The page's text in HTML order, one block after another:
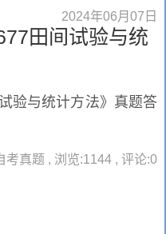
2024年06月07日
田间试验与统
验与统计方法》真题答
考真题 , 浏览:1144 , 评论:0